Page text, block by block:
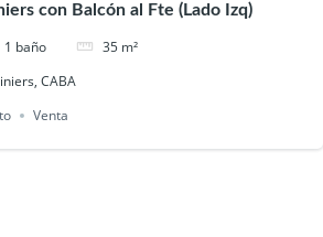
con Balcón al Fte (Lado Izq)
1 baño 35 m²
CABA
Venta